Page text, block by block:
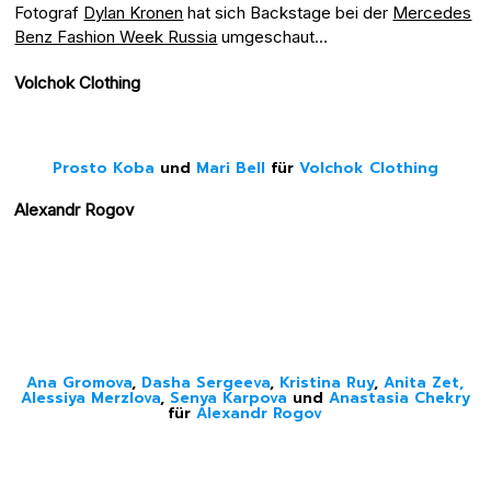
Fotograf Dylan Kronen hat sich Backstage bei der Mercedes
Benz Fashion Week Russia umgeschaut…
Volchok Clothing
Prosto Koba und Mari Bellfür Volchok Clothing
Alexandr Rogov
Ana Gromova, Dasha Sergeeva, Kristina Ruy,Anita Zet,
Alessiya Merzlova, Senya Karpova und Anastasia Chekry
fürAlexandr Rogov